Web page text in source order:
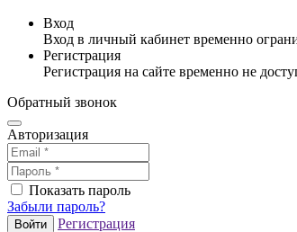
Вход
Вход в личный кабинет временно
Регистрация
Регистрация на сайте временно не
Обратный звонок
Авторизация
Показать пароль
Забыли пароль?
Войти Регистрация